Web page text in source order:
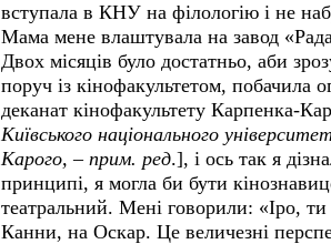
вступала в КНУ на філологію і не
Мама мене влаштувала на завод
Двох місяців було достатньо, аби
поруч із кінофакультетом,
деканат кінофакультету Карпенка-
Київського національного
Карого, – прим. ред.], і ось так я
принципі, я могла би бути
театральний. Мені говорили: «Іро,
Канни, на Оскар. Це величезні